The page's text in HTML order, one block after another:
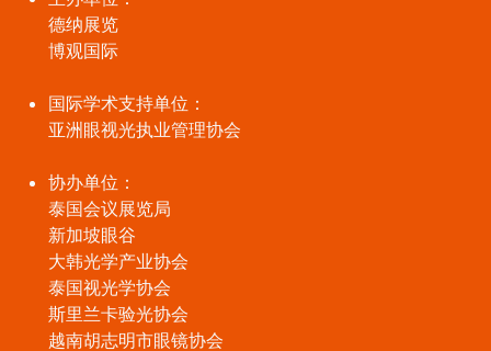
德纳展览
博观国际
国际学术支持单位：
亚洲眼视光执业管理协会
协办单位：
泰国会议展览局
新加坡眼谷
大韩光学产业协会
泰国视光学协会
斯里兰卡验光协会
越南胡志明市眼镜协会